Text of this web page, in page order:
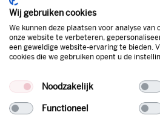
korting. Mocht de pompprijs toch
natuurlijk de prijs aan de pomp. Zo
van de laagste prijs.
laadpas aanvragen
Wij gebruiken cookies
We kunnen deze plaatsen voor analyse van
onze website te verbeteren,
een geweldige website-ervaring te bieden.
cookies die we gebruiken opent u de
Noodzakelijk
Functioneel